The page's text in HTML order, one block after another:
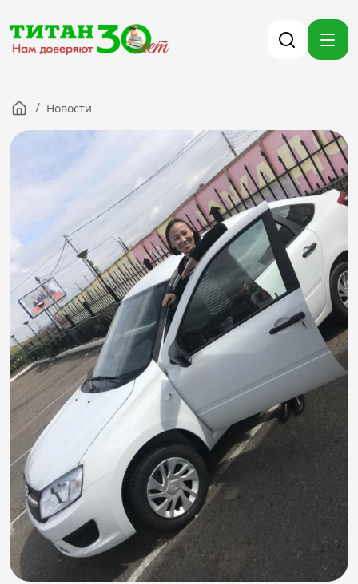
Компания
Тендеры
Новости
Контакты
Версия для слабовидящих
8 (3012) 411-099
Телефон доверия
/ Новости